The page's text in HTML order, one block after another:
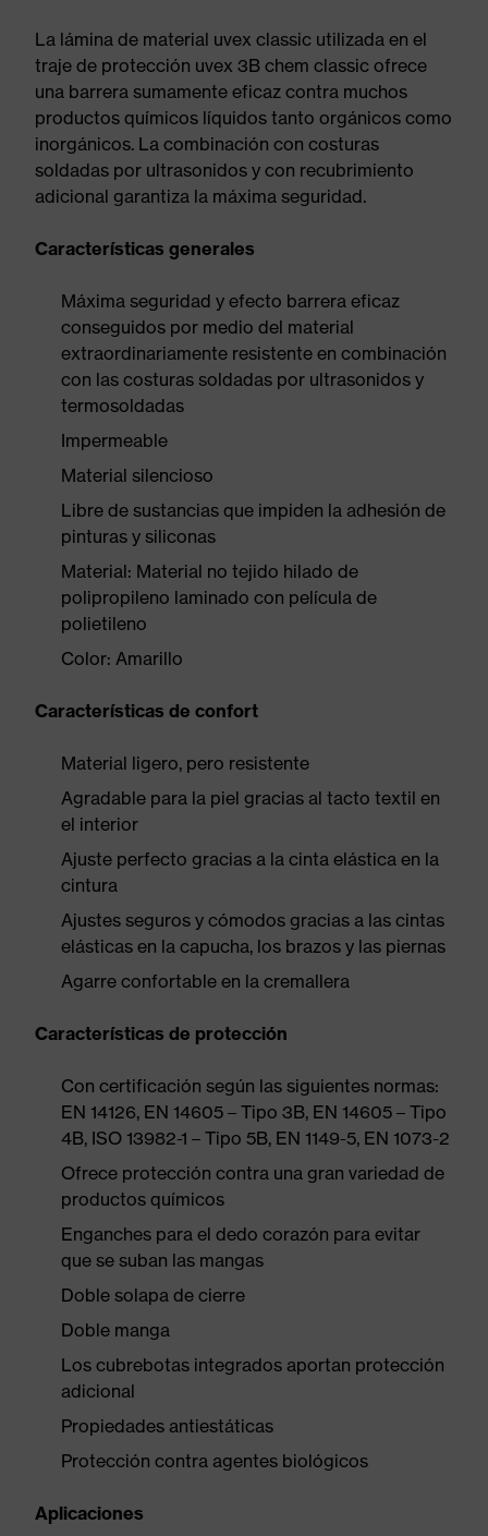
La lámina de material uvex classic utilizada en el
traje de protección uvex 3B chem classic ofrece
una barrera sumamente eficaz contra muchos
productos químicos líquidos tanto orgánicos como
inorgánicos. La combinación con costuras
soldadas por ultrasonidos y con recubrimiento
adicional garantiza la máxima seguridad.
Características generales
Máxima seguridad y efecto barrera eficaz
conseguidos por medio del material
extraordinariamente resistente en combinación
con las costuras soldadas por ultrasonidos y
termosoldadas
Impermeable
Material silencioso
Libre de sustancias que impiden la adhesión de
pinturas y siliconas
Material: Material no tejido hilado de
polipropileno laminado con película de
polietileno
Color: Amarillo
Características de confort
Material ligero, pero resistente
Agradable para la piel gracias al tacto textil en
el interior
Ajuste perfecto gracias a la cinta elástica en la
cintura
Ajustes seguros y cómodos gracias a las cintas
elásticas en la capucha, los brazos y las piernas
Agarre confortable en la cremallera
Características de protección
Con certificación según las siguientes normas:
EN 14126, EN 14605 – Tipo 3B, EN 14605 – Tipo
4B, ISO 13982-1 – Tipo 5B, EN 1149-5, EN 1073-2
Ofrece protección contra una gran variedad de
productos químicos
Enganches para el dedo corazón para evitar
que se suban las mangas
Doble solapa de cierre
Doble manga
Los cubrebotas integrados aportan protección
adicional
Propiedades antiestáticas
Protección contra agentes biológicos
Aplicaciones